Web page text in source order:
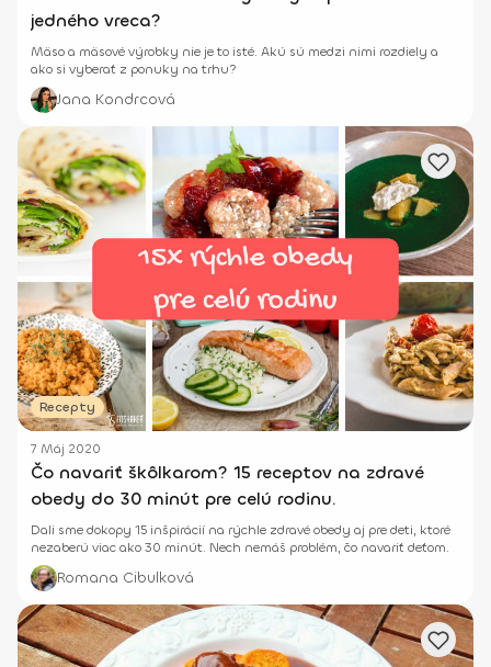
jedného vreca?
Mäso a mäsové výrobky nie je to isté. Akú sú medzi nimi rozdiely a
ako si vyberať z ponuky na trhu?
Jana Kondrcová
Recepty
7 Máj 2020
Čo navariť škôlkarom? 15 receptov na zdravé
obedy do 30 minút pre celú rodinu.
Dali sme dokopy 15 inšpirácií na rýchle zdravé obedy aj pre deti, ktoré
nezaberú viac ako 30 minút. Nech nemáš problém, čo navariť deťom.
Romana Cibulková